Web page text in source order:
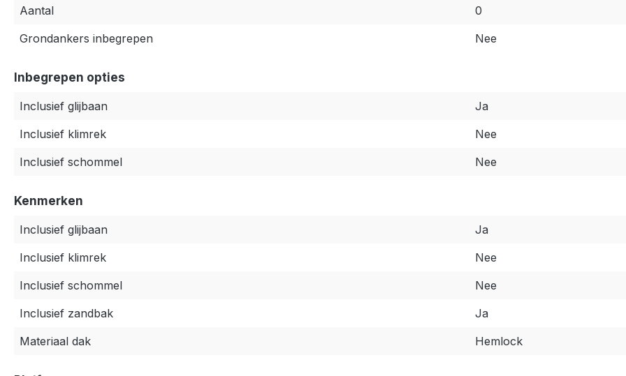
Aantal
0
Grondankers inbegrepen
Nee
Inbegrepen opties
Inclusief glijbaan
Ja
Inclusief klimrek
Nee
Inclusief schommel
Nee
Kenmerken
Inclusief glijbaan
Ja
Inclusief klimrek
Nee
Inclusief schommel
Nee
Inclusief zandbak
Ja
Materiaal dak
Hemlock